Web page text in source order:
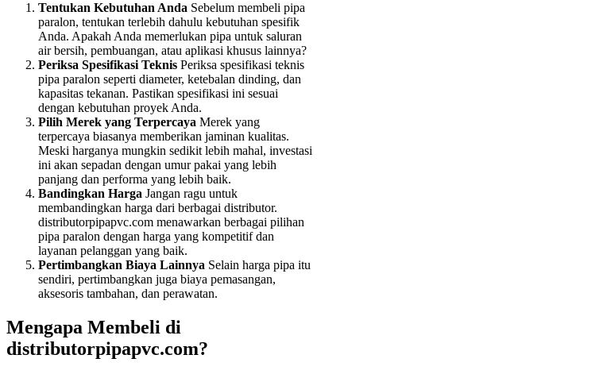
Tentukan Kebutuhan Anda Sebelum membeli pipa
paralon, tentukan terlebih dahulu kebutuhan spesifik
Anda. Apakah Anda memerlukan pipa untuk saluran
air bersih, pembuangan, atau aplikasi khusus lainnya?
Periksa Spesifikasi Teknis Periksa spesifikasi teknis
pipa paralon seperti diameter, ketebalan dinding, dan
kapasitas tekanan. Pastikan spesifikasi ini sesuai
dengan kebutuhan proyek Anda.
Pilih Merek yang Terpercaya Merek yang
terpercaya biasanya memberikan jaminan kualitas.
Meski harganya mungkin sedikit lebih mahal, investasi
ini akan sepadan dengan umur pakai yang lebih
panjang dan performa yang lebih baik.
Bandingkan Harga Jangan ragu untuk
membandingkan harga dari berbagai distributor.
distributorpipapvc.com menawarkan berbagai pilihan
pipa paralon dengan harga yang kompetitif dan
layanan pelanggan yang baik.
Pertimbangkan Biaya Lainnya Selain harga pipa itu
sendiri, pertimbangkan juga biaya pemasangan,
aksesoris tambahan, dan perawatan.
Mengapa Membeli di
distributorpipapvc.com?